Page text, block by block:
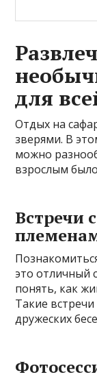
для
Отдых на
зверями. В
можно
взрослым
Встречи
это отличный
понять, как
Такие
дружеских